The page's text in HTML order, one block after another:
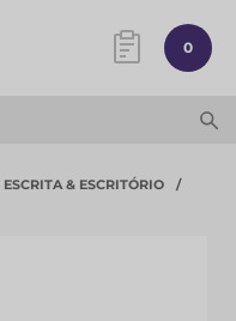
0
ESCRITA & ESCRITÓRIO